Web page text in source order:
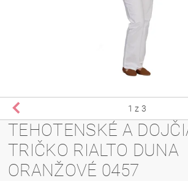
1 z 3
TEHOTENSKÉ A
TRIČKO RIALTO DUNA
ORANŽOVÉ 0457